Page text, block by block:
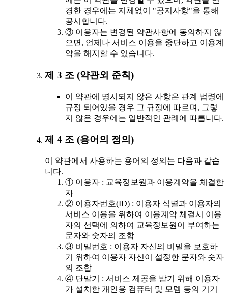
경한 경우에는 지체없이 "공지사항"을 통해
공시합니다.
③ 이용자는 변경된 약관사항에 동의하지 않
으면, 언제나 서비스 이용을 중단하고 이용계
약을 해지할 수 있습니다.
제 3 조 (약관외 준칙)
이 약관에 명시되지 않은 사항은 관계 법령에
규정 되어있을 경우 그 규정에 따르며, 그렇
지 않은 경우에는 일반적인 관례에 따릅니다.
제 4 조 (용어의 정의)
이 약관에서 사용하는 용어의 정의는 다음과 같습
니다.
① 이용자 : 교육정보원과 이용계약을 체결한
자
② 이용자번호(ID) : 이용자 식별과 이용자의
서비스 이용을 위하여 이용계약 체결시 이용
자의 선택에 의하여 교육정보원이 부여하는
문자와 숫자의 조합
③ 비밀번호 : 이용자 자신의 비밀을 보호하
기 위하여 이용자 자신이 설정한 문자와 숫자
의 조합
④ 단말기 : 서비스 제공을 받기 위해 이용자
가 설치한 개인용 컴퓨터 및 모뎀 등의 기기